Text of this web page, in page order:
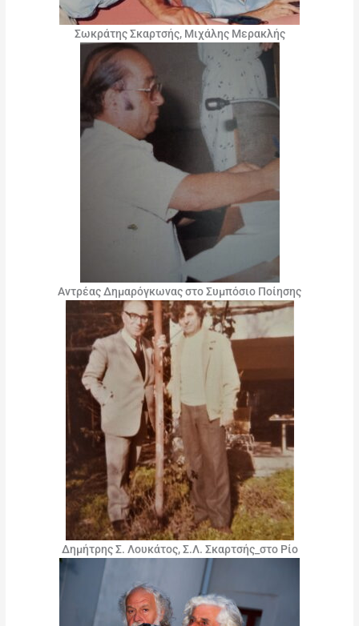
Σωκράτης Σκαρτσής, Μιχάλης Μερακλής
Αντρέας Δημαρόγκωνας στο Συμπόσιο Ποίησης
Δημήτρης Σ. Λουκάτος, Σ.Λ. Σκαρτσής_στο Ρίο